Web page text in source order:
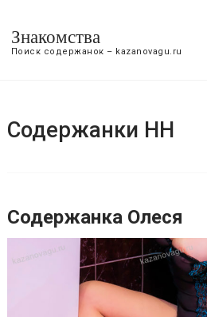
Знакомства
Поиск содержанок – kazanovagu.ru
Содержанки НН
Содержанка Олеся